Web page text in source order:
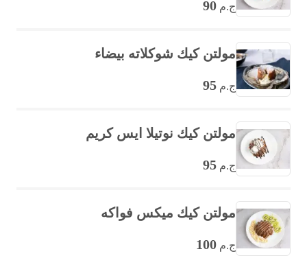
ج.م 90
مولتن كيك شوكلاته بيضاء
ج.م 95
مولتن كيك نوتيلا ايس كريم
ج.م 95
مولتن كيك ميكس فواكه
ج.م 100